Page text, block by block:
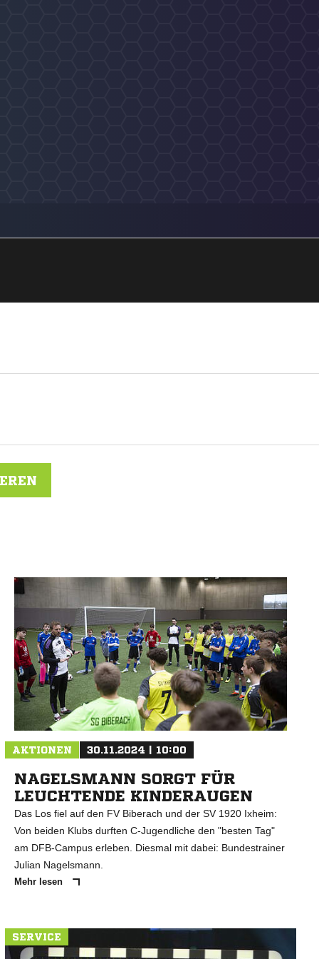
AKTIONEN 30.11.2024 | 10:00
NAGELSMANN SORGT FÜR
LEUCHTENDE KINDERAUGEN
Das Los fiel auf den FV Biberach und der SV 1920 Ixheim:
Von beiden Klubs durften C-Jugendliche den "besten Tag"
am DFB-Campus erleben. Diesmal mit dabei: Bundestrainer
Julian Nagelsmann.
Mehr lesen
SERVICE